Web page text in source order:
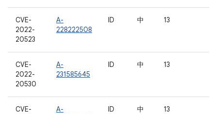
CVE-
2022-
20523
A-
228222508
ID 中 13
CVE-
2022-
20530
A-
231585645
ID 中 13
CVE-
A-
ID 中 13